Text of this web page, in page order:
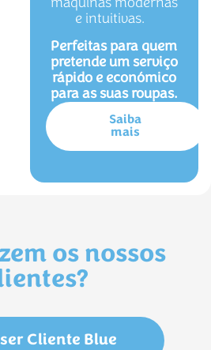
máquinas modernas
e intuitivas.
Perfeitas para quem
pretende um serviço
rápido e económico
para as suas roupas.
Saiba
mais
os nossos
Cliente Blue